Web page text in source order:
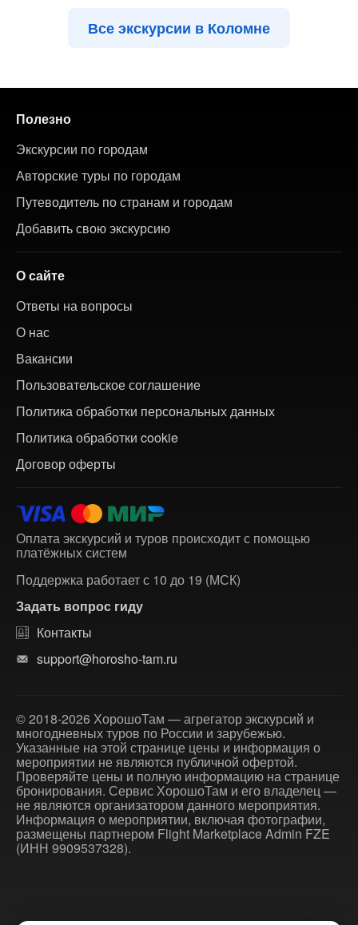
Все экскурсии в Коломне
Полезно
Экскурсии по городам
Авторские туры по городам
Путеводитель по странам и городам
Добавить свою экскурсию
О сайте
Ответы на вопросы
О нас
Вакансии
Пользовательское соглашение
Политика обработки персональных данных
Политика обработки cookie
Договор оферты
Оплата экскурсий и туров происходит с помощью
платёжных систем
Поддержка работает с 10 до 19 (МСК)
Задать вопрос гиду
Контакты
support@horosho-tam.ru
© 2018-2026 ХорошоТам — агрегатор экскурсий и
многодневных туров по России и зарубежью.
Указанные на этой странице цены и информация о
мероприятии не являются публичной офертой.
Проверяйте цены и полную информацию на странице
бронирования. Сервис ХорошоТам и его владелец —
не являются организатором данного мероприятия.
Информация о мероприятии, включая фотографии,
размещены партнером Flight Marketplace Admin FZE
(ИНН 9909537328).